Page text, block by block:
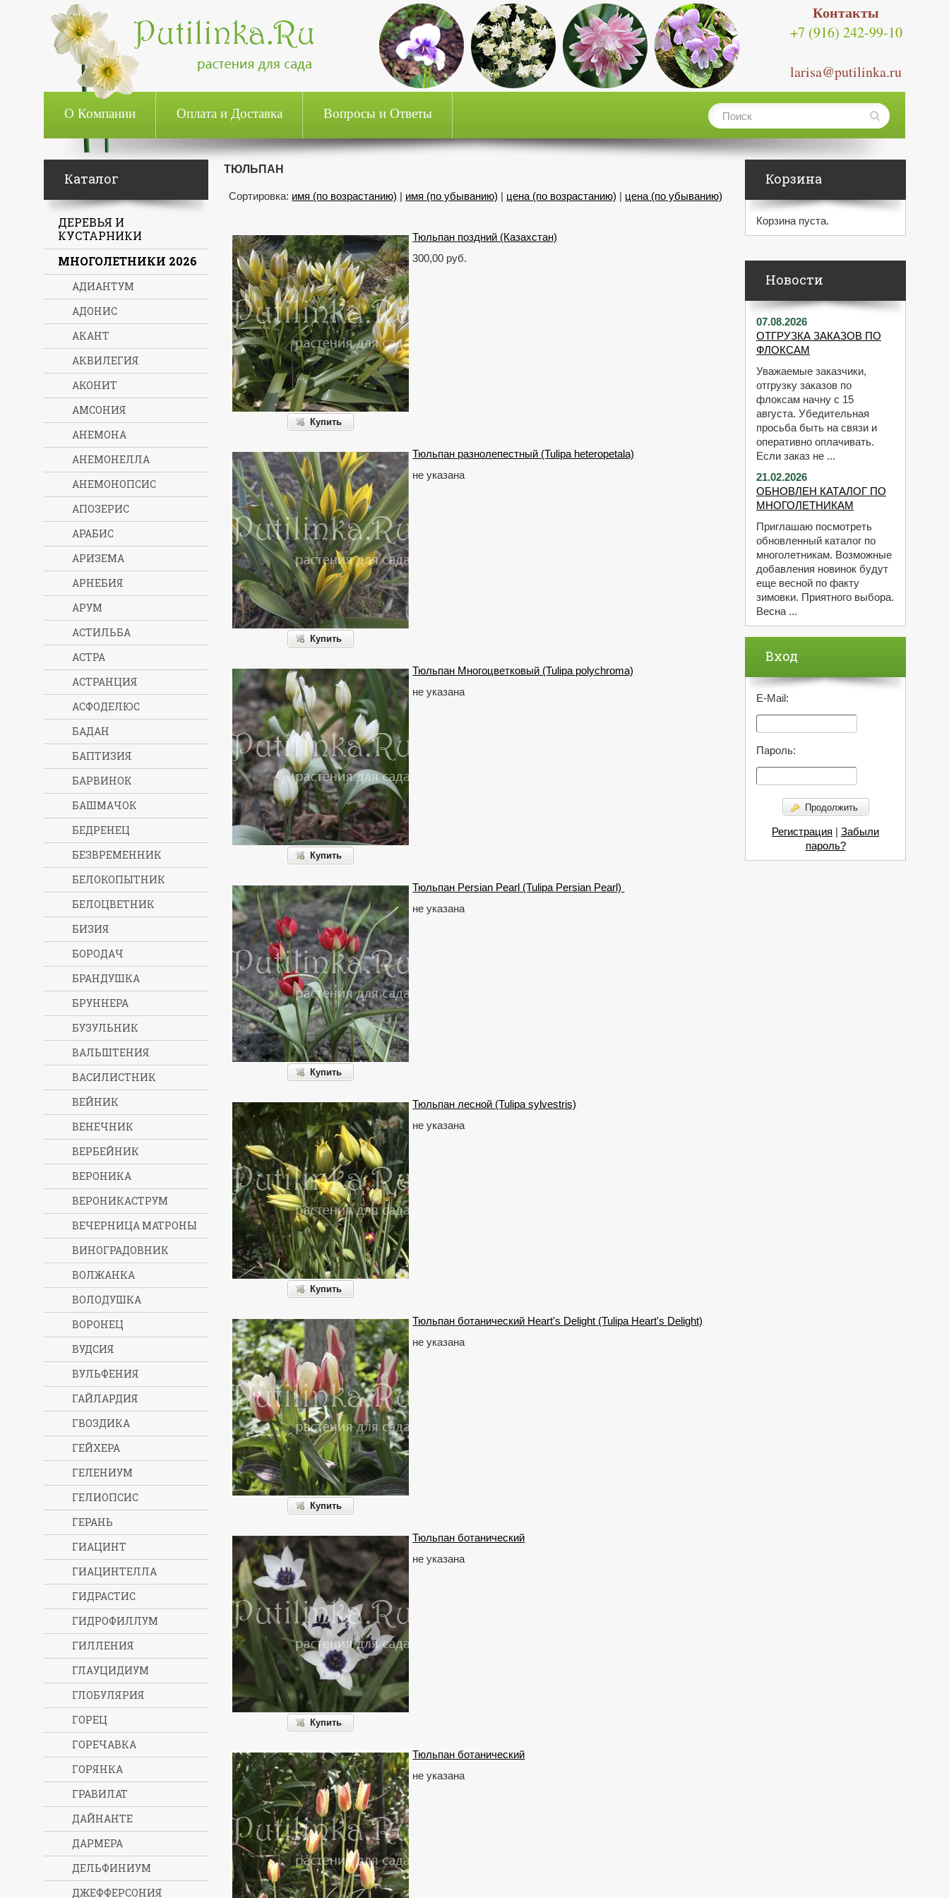
Контакты
+7 (916) 242-99-10
larisa@putilinka.ru
О Компании Оплата и Доставка Вопросы и Ответы
ТЮЛЬПАН
Сортировка: имя (по возрастанию) имя (по убыванию) цена (по возрастанию) цена (по убыванию)
Купить
Тюльпан поздний (Казахстан)
300,00 руб.
Купить
Тюльпан разнолепестный (Tulipa heteropetala)
не указана
Купить
Тюльпан Многоцветковый (Tulipa polychroma)
не указана
Купить
Тюльпан Persian Pearl (Tulipa Persian Pearl)
не указана
Купить
Тюльпан лесной (Tulipa sylvestris)
не указана
Купить
Тюльпан ботанический Heart's Delight (Tulipa Heart's Delight)
не указана
Купить
Тюльпан ботанический
не указана
Тюльпан ботанический
не указана
Каталог
ДЕРЕВЬЯ И
КУСТАРНИКИ
МНОГОЛЕТНИКИ 2026
АДИАНТУМ
АДОНИС
АКАНТ
АКВИЛЕГИЯ
АКОНИТ
АМСОНИЯ
АНЕМОНА
АНЕМОНЕЛЛА
АНЕМОНОПСИС
АПОЗЕРИС
АРАБИС
АРИЗЕМА
АРНЕБИЯ
АРУМ
АСТИЛЬБА
АСТРА
АСТРАНЦИЯ
АСФОДЕЛЮС
БАДАН
БАПТИЗИЯ
БАРВИНОК
БАШМАЧОК
БЕДРЕНЕЦ
БЕЗВРЕМЕННИК
БЕЛОКОПЫТНИК
БЕЛОЦВЕТНИК
БИЗИЯ
БОРОДАЧ
БРАНДУШКА
БРУННЕРА
БУЗУЛЬНИК
ВАЛЬШТЕНИЯ
ВАСИЛИСТНИК
ВЕЙНИК
ВЕНЕЧНИК
ВЕРБЕЙНИК
ВЕРОНИКА
ВЕРОНИКАСТРУМ
ВЕЧЕРНИЦА МАТРОНЫ
ВИНОГРАДОВНИК
ВОЛЖАНКА
ВОЛОДУШКА
ВОРОНЕЦ
ВУДСИЯ
ВУЛЬФЕНИЯ
ГАЙЛАРДИЯ
ГВОЗДИКА
ГЕЙХЕРА
ГЕЛЕНИУМ
ГЕЛИОПСИС
ГЕРАНЬ
ГИАЦИНТ
ГИАЦИНТЕЛЛА
ГИДРАСТИС
ГИДРОФИЛЛУМ
ГИЛЛЕНИЯ
ГЛАУЦИДИУМ
ГЛОБУЛЯРИЯ
ГОРЕЦ
ГОРЕЧАВКА
ГОРЯНКА
ГРАВИЛАТ
ДАЙНАНТЕ
ДАРМЕРА
ДЕЛЬФИНИУМ
ДЖЕФФЕРСОНИЯ
Корзина
Корзина пуста.
Новости
07.08.2026
ОТГРУЗКА ЗАКАЗОВ ПО
ФЛОКСАМ
Уважаемые заказчики,
отгрузку заказов по
флоксам начну с 15
августа. Убедительная
просьба быть на связи и
оперативно оплачивать.
Если заказ не ...
21.02.2026
ОБНОВЛЕН КАТАЛОГ ПО
МНОГОЛЕТНИКАМ
Приглашаю посмотреть
обновленный каталог по
многолетникам. Возможные
добавления новинок будут
еще весной по факту
зимовки. Приятного выбора.
Весна ...
Вход
E-Mail:
Пароль:
Продолжить
Регистрация
Забыли
пароль?